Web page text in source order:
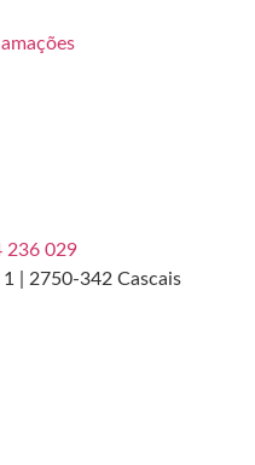
236 029
1 | 2750-342 Cascais